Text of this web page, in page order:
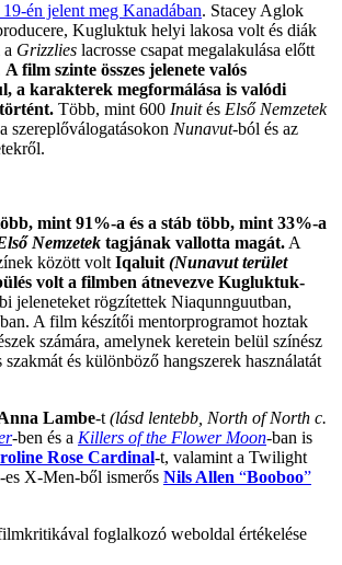
én jelent meg Kanadában. Stacey Aglok
Kugluktuk helyi lakosa volt és diák
a Grizzlies lacrosse csapat megalakulása előtt
A film szinte összes jelenete valós
a karakterek megformálása is valódi
Több, mint 600 Inuités Első Nemzetek
szereplőválogatásokon Nunavut-ból és az
mint 91%-a és a stáb több, mint 33%-a
Nemzetek tagjának vallotta magát.A
között voltIqaluit(Nunavut terület
volt a filmben átnevezve Kugluktuk-
jeleneteket rögzítettek Niaqunnguutban,
A film készítői mentorprogramot hoztak
számára, amelynek keretein belül színész
szakmát és különböző hangszerek használatát
Lambe-t(lásd lentebb, North of North c.
-ben és a Killers of the Flower Moon-ban is
Rose Cardinal-t, valamint a Twilight
X-Men-ből ismerős Nils Allen “Booboo”
foglalkozó weboldal értékelése